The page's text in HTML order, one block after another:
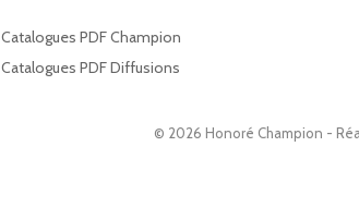
© 2026 Honoré Champion -
Catalogues PDF Champion
Catalogues PDF Diffusions